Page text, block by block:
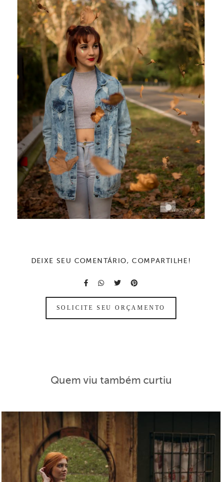
DEIXE SEU COMENTÁRIO, COMPARTILHE!
SOLICITE SEU ORÇAMENTO
Quem viu também curtiu